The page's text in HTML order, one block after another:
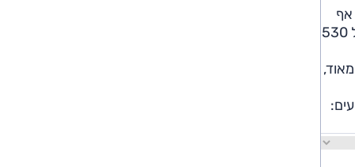
משמעותי אף
יותר הוא בסוללה ובמערך הטעינה. לטאנג המחודש סוללת LFT (ליתיום-ברזל-פוספט) עם 108.8 קוט"ש, טווח הנסיעה של 530
בביצועים: